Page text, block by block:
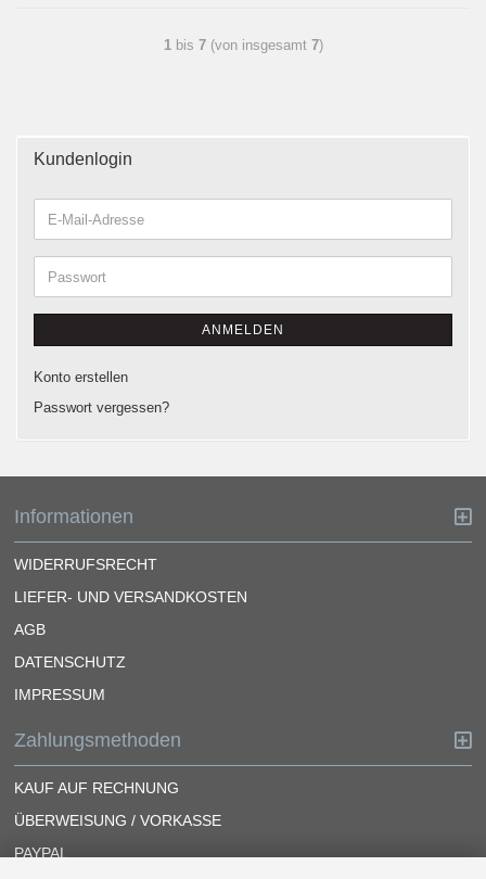
1bis 7(von insgesamt 7)
Kundenlogin
ANMELDEN
Konto erstellen
Passwort vergessen?
Informationen
WIDERRUFSRECHT
LIEFER- UND VERSANDKOSTEN
AGB
DATENSCHUTZ
IMPRESSUM
Zahlungsmethoden
KAUF AUF RECHNUNG
ÜBERWEISUNG / VORKASSE
PAYPAL